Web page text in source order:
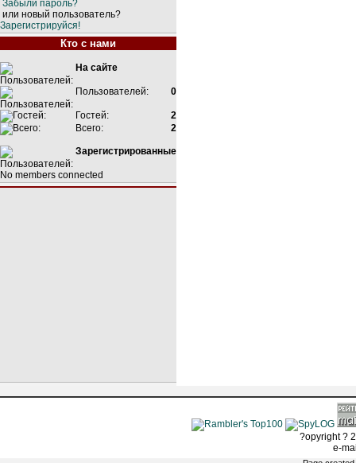
Забыли пароль?
или новый пользователь?
Зарегистрируйся!
Кто с нами
На сайте
Пользователей: 0
Гостей:
2
Всего:
2
Зарегистрированные
No members connected
?opyright ?
e-